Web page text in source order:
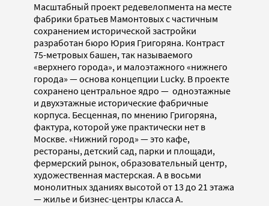
Масштабный проект редевелопмента на месте
фабрики братьев Мамонтовых с частичным
сохранением исторической застройки
разработан бюро Юрия Григоряна. Контраст
75-метровых башен, так называемого
«верхнего города», и малоэтажного «нижнего
города» — основа концепции Lucky. В проекте
сохранено центральное ядро — одноэтажные
и двухэтажные исторические фабричные
корпуса. Бесценная, по мнению Григоряна,
фактура, которой уже практически нет в
Москве. «Нижний город» — это кафе,
рестораны, детский сад, парки и площади,
фермерский рынок, образовательный центр,
художественная мастерская. А в восьми
монолитных зданиях высотой от 13 до 21 этажа
— жилье и бизнес-центры класса А.